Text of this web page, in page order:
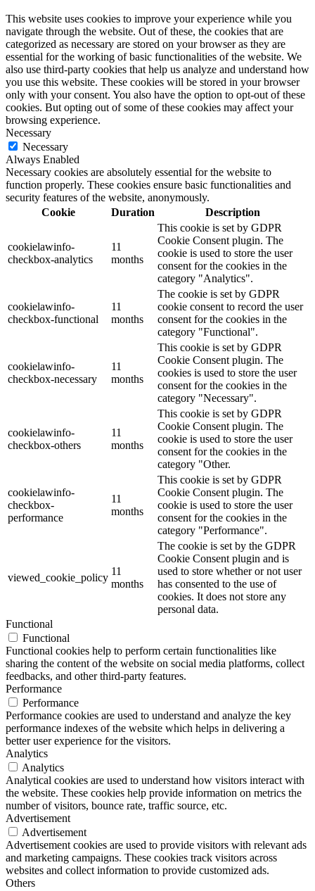
This website uses cookies to improve your experience while you
navigate through the website. Out of these, the cookies that are
categorized as necessary are stored on your browser as they are
essential for the working of basic functionalities of the website. We
also use third-party cookies that help us analyze and understand how
you use this website. These cookies will be stored in your browser
only with your consent. You also have the option to opt-out of these
cookies. But opting out of some of these cookies may affect your
browsing experience.
Necessary
Necessary
Always Enabled
Necessary cookies are absolutely essential for the website to
function properly. These cookies ensure basic functionalities and
security features of the website, anonymously.
Cookie
Duration Description
cookielawinfo-
checkbox-analytics
11
months
This cookie is set by GDPR
Cookie Consent plugin. The
cookie is used to store the user
consent for the cookies in the
category "Analytics".
cookielawinfo-
checkbox-functional
11
months
The cookie is set by GDPR
cookie consent to record the user
consent for the cookies in the
category "Functional".
cookielawinfo-
checkbox-necessary
11
months
This cookie is set by GDPR
Cookie Consent plugin. The
cookies is used to store the user
consent for the cookies in the
category "Necessary".
cookielawinfo-
checkbox-others
11
months
This cookie is set by GDPR
Cookie Consent plugin. The
cookie is used to store the user
consent for the cookies in the
category "Other.
cookielawinfo-
checkbox-
performance
11
months
This cookie is set by GDPR
Cookie Consent plugin. The
cookie is used to store the user
consent for the cookies in the
category "Performance".
viewed_cookie_policy
11
months
The cookie is set by the GDPR
Cookie Consent plugin and is
used to store whether or not user
has consented to the use of
cookies. It does not store any
personal data.
Functional
Functional
Functional cookies help to perform certain functionalities like
sharing the content of the website on social media platforms, collect
feedbacks, and other third-party features.
Performance
Performance
Performance cookies are used to understand and analyze the key
performance indexes of the website which helps in delivering a
better user experience for the visitors.
Analytics
Analytics
Analytical cookies are used to understand how visitors interact with
the website. These cookies help provide information on metrics the
number of visitors, bounce rate, traffic source, etc.
Advertisement
Advertisement
Advertisement cookies are used to provide visitors with relevant ads
and marketing campaigns. These cookies track visitors across
websites and collect information to provide customized ads.
Others